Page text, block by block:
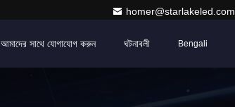
homer@starlakeled.com
আমাদের সাথে যোগাযোগ করুন ঘটনাবলী Bengali